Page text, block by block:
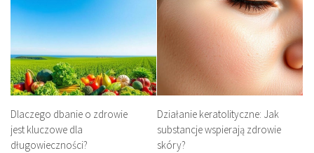
Dlaczego dbanie o zdrowie
jest kluczowe dla
długowieczności?
Działanie keratolityczne: Jak
substancje wspierają zdrowie
skóry?